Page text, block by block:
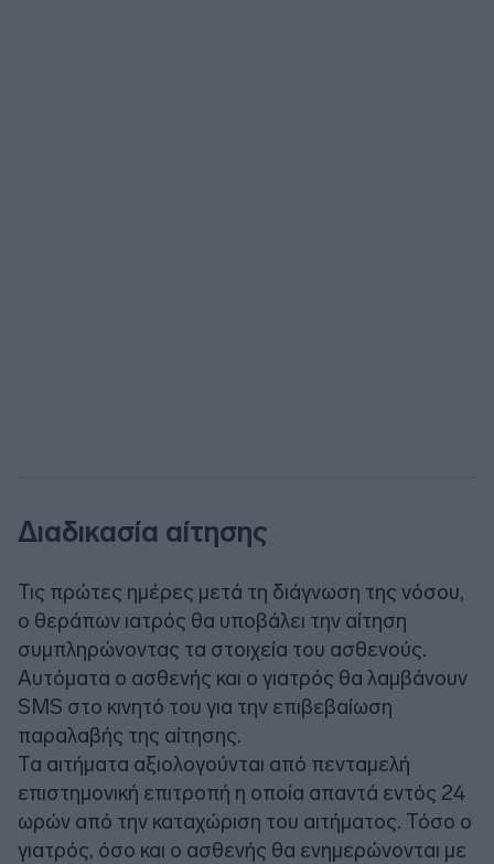
Διαδικασία αίτησης
Τις πρώτες ημέρες μετά τη διάγνωση της νόσου,
ο θεράπων ιατρός θα υποβάλει την αίτηση
συμπληρώνοντας τα στοιχεία του ασθενούς.
Αυτόματα ο ασθενής και ο γιατρός θα λαμβάνουν
SMS στο κινητό του για την επιβεβαίωση
παραλαβής της αίτησης.
Τα αιτήματα αξιολογούνται από πενταμελή
επιστημονική επιτροπή η οποία απαντά εντός 24
ωρών από την καταχώριση του αιτήματος. Τόσο ο
γιατρός, όσο και ο ασθενής θα ενημερώνονται με